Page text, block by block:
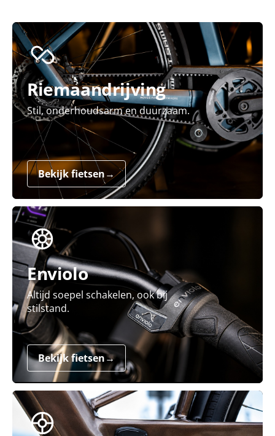
Riemaandrijving
Stil, onderhoudsarm en duurzaam.
Bekijk fietsen→
Enviolo
Altijd soepel schakelen, ook bij
stilstand.
Bekijk fietsen→